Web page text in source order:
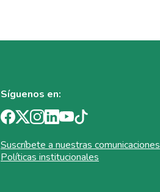
Síguenos en:
Suscríbete a nuestras comunicaciones
Políticas institucionales